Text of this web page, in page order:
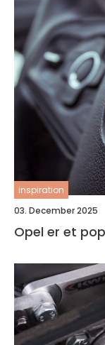
inspiration
03. December 2025
Opel er et